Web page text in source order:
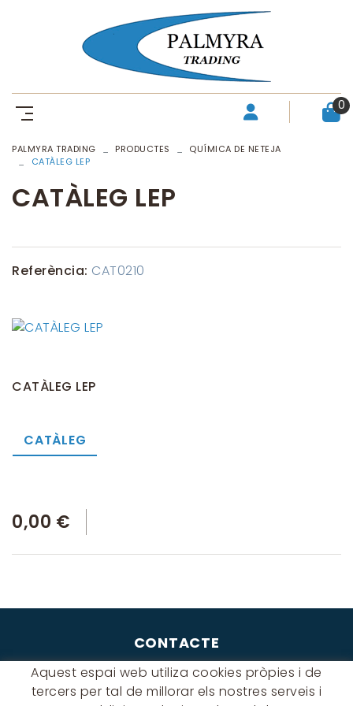
0
PALMYRA TRADING PRODUCTES
QUÍMICA DE NETEJA
CATÀLEG LEP
CATÀLEG LEP
Referència: CAT0210
CATÀLEG LEP
CATÀLEG
0,00 €
CONTACTE
Albert Einstein, 54 - 60 - Nave 3
08940 Cornellà de Llobregat
(BARCELONA)
Aquest espai web utiliza cookies pròpies i de
tercers per tal de millorar els nostres serveis i